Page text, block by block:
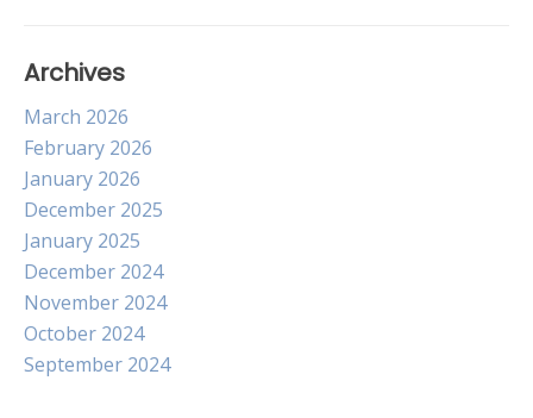
Archives
March 2026
February 2026
January 2026
December 2025
January 2025
December 2024
November 2024
October 2024
September 2024